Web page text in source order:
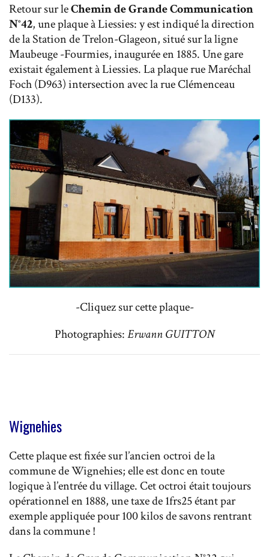
Retour sur leChemin de Grande Communication
N°42, une plaque à Liessies: y est indiqué la direction
de la Station de Trelon-Glageon, situé sur la ligne
Maubeuge -Fourmies, inaugurée en 1885. Une gare
existait également à Liessies. La plaque rue Maréchal
Foch (D963) intersection avec la rue Clémenceau
(D133).
-Cliquez sur cette plaque-
Photographies:Erwann GUITTON
Wignehies
Cette plaque est fixée sur l’ancien octroi de la
commune de Wignehies; elle est donc en toute
logique à l’entrée du village. Cet octroi était toujours
opérationnel en 1888, une taxe de 1frs25 étant par
exemple appliquée pour 100 kilos de savons rentrant
dans la commune !